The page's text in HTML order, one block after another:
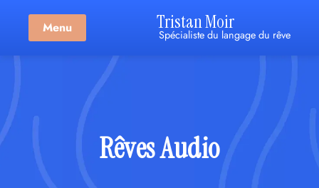
Menu Tristan Moir
Spécialiste du langage du rêve
Rêves Audio